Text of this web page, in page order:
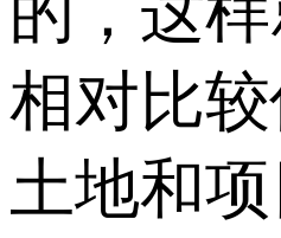
相对比
土地和项